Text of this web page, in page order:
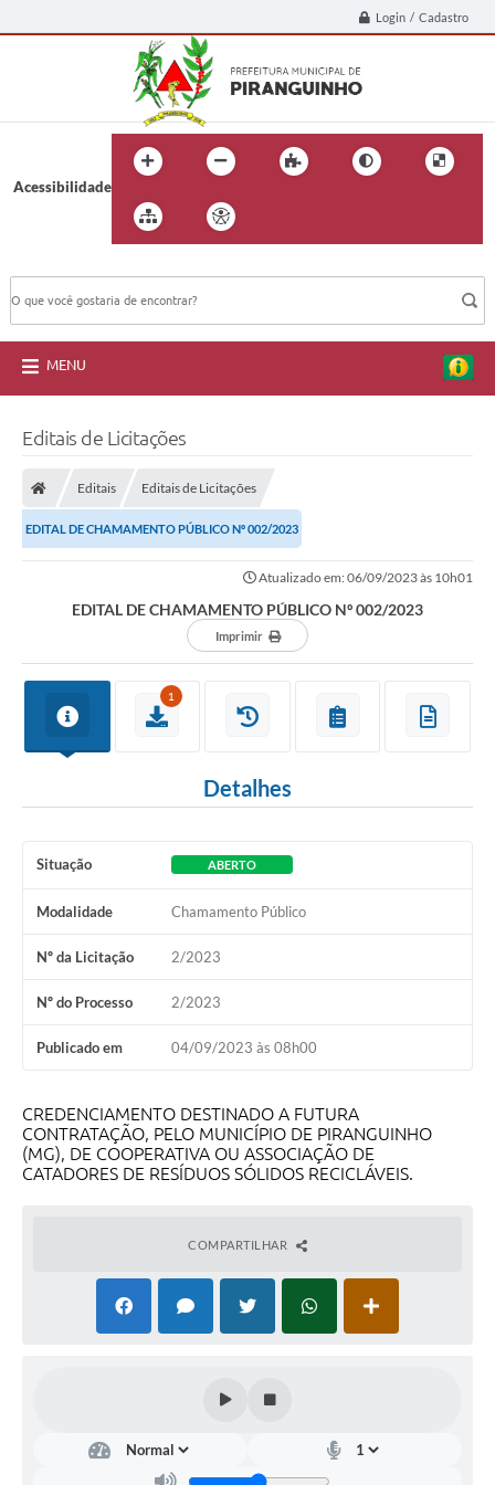
Login / Cadastro
Acessibilidade
MENU
Editais de Licitações
Editais Editais de Licitações
EDITAL DE CHAMAMENTO PÚBLICO Nº 002/2023
Atualizado em: 06/09/2023 às 10h01
EDITAL DE CHAMAMENTO PÚBLICO Nº 002/2023
Imprimir
1
Detalhes
Situação ABERTO
Modalidade Chamamento Público
Nº da Licitação 2/2023
Nº do Processo 2/2023
Publicado em 04/09/2023 às 08h00
CREDENCIAMENTO DESTINADO A FUTURA
CONTRATAÇÃO, PELO MUNICÍPIO DE PIRANGUINHO
(MG), DE COOPERATIVA OU ASSOCIAÇÃO DE
CATADORES DE RESÍDUOS SÓLIDOS RECICLÁVEIS.
COMPARTILHAR